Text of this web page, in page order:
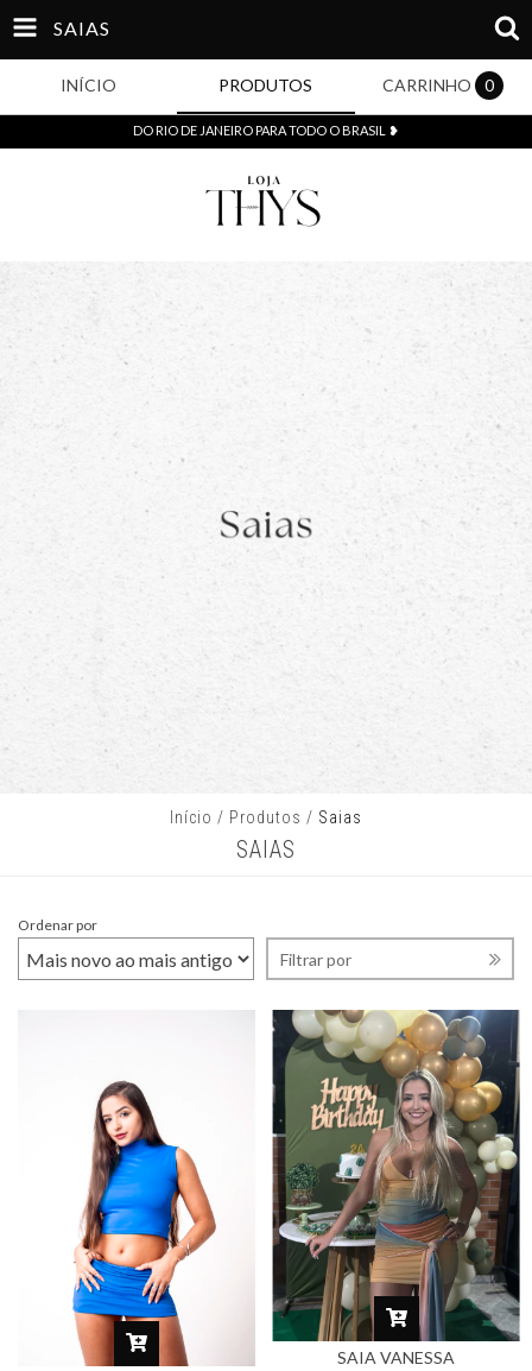
SAIAS
INÍCIO PRODUTOS CARRINHO 0
DO RIO DE JANEIRO PARA TODO O BRASIL ❥
Início / Produtos / Saias
SAIAS
Ordenar por
Filtrar por
SAIA VANESSA